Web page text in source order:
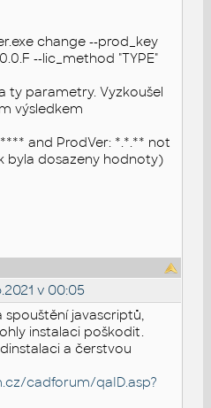
change --prod_key
--lic_method "TYPE"
ty parametry. Vyzkoušel
výsledkem
and ProdVer: *.*.** not
byla dosazeny hodnoty)
v 00:05
spouštění javascriptů,
instalaci poškodit.
a čerstvou
cadforum/qaID.asp?